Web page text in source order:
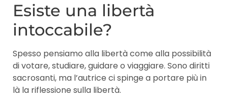
Esiste una libertà
intoccabile?
Spesso pensiamo alla libertà come alla possibilità
di votare, studiare, guidare o viaggiare. Sono diritti
sacrosanti, ma l’autrice ci spinge a portare più in
là la riflessione sulla libertà.